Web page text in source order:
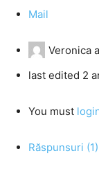
Mail
Veronica
last edited 2
You must
Răspunsuri (1)